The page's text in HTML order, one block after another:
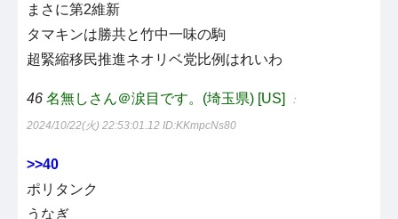
まさに第2維新
タマキンは勝共と竹中一味の駒
超緊縮移民推進ネオリベ党比例はれいわ
46 名無しさん＠涙目です。(埼玉県) [US] ：
2024/10/22(火) 22:53:01.12 ID:KKmpcNs80
>>40
ポリタンク
うなぎ